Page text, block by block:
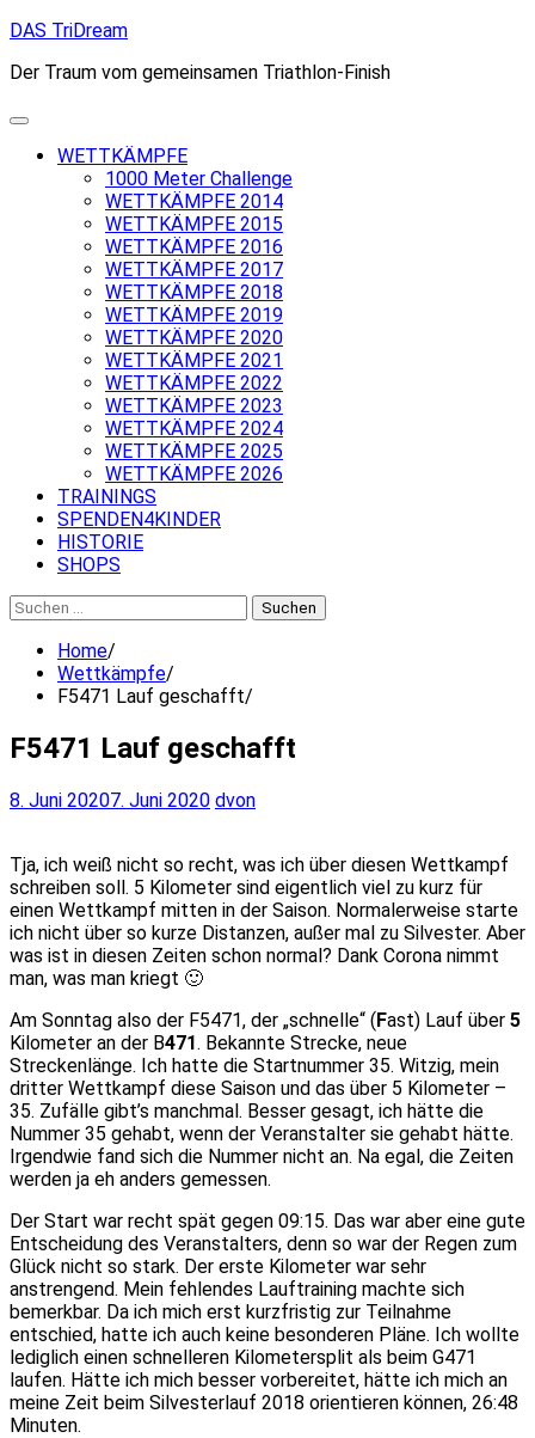
Skip
content
DAS TriDream
Der Traum vom gemeinsamen Triathlon-Finish
WETTKÄMPFE
1000 Meter Challenge
WETTKÄMPFE 2014
WETTKÄMPFE 2015
WETTKÄMPFE 2016
WETTKÄMPFE 2017
WETTKÄMPFE 2018
WETTKÄMPFE 2019
WETTKÄMPFE 2020
WETTKÄMPFE 2021
WETTKÄMPFE 2022
WETTKÄMPFE 2023
WETTKÄMPFE 2024
WETTKÄMPFE 2025
WETTKÄMPFE 2026
TRAININGS
SPENDEN4KINDER
HISTORIE
SHOPS
Suchen
nach:
Home
Wettkämpfe
F5471 Lauf geschafft
F5471 Lauf geschafft
8. Juni 20207. Juni 2020 dvon
Tja, ich weiß nicht so recht, was ich über diesen Wettkampf
schreiben soll. 5 Kilometer sind eigentlich viel zu kurz für
einen Wettkampf mitten in der Saison. Normalerweise starte
ich nicht über so kurze Distanzen, außer mal zu Silvester. Aber
was ist in diesen Zeiten schon normal? Dank Corona nimmt
man, was man kriegt 🙂
Am Sonntag also der F5471, der „schnelle“ (Fast) Lauf über 5
Kilometer an der B471. Bekannte Strecke, neue
Streckenlänge. Ich hatte die Startnummer 35. Witzig, mein
dritter Wettkampf diese Saison und das über 5 Kilometer –
35. Zufälle gibt’s manchmal. Besser gesagt, ich hätte die
Nummer 35 gehabt, wenn der Veranstalter sie gehabt hätte.
Irgendwie fand sich die Nummer nicht an. Na egal, die Zeiten
werden ja eh anders gemessen.
Der Start war recht spät gegen 09:15. Das war aber eine gute
Entscheidung des Veranstalters, denn so war der Regen zum
Glück nicht so stark. Der erste Kilometer war sehr
anstrengend. Mein fehlendes Lauftraining machte sich
bemerkbar. Da ich mich erst kurzfristig zur Teilnahme
entschied, hatte ich auch keine besonderen Pläne. Ich wollte
lediglich einen schnelleren Kilometersplit als beim G471
laufen. Hätte ich mich besser vorbereitet, hätte ich mich an
meine Zeit beim Silvesterlauf 2018 orientieren können, 26:48
Minuten.